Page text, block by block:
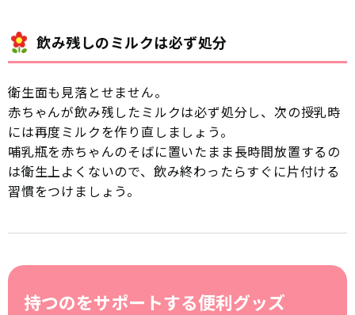
飲み残しのミルクは必ず処分
衛生面も見落とせません。
赤ちゃんが飲み残したミルクは必ず処分し、次の授乳時
には再度ミルクを作り直しましょう。
哺乳瓶を赤ちゃんのそばに置いたまま長時間放置するの
は衛生上よくないので、飲み終わったらすぐに片付ける
習慣をつけましょう。
持つのをサポートする便利グッズ